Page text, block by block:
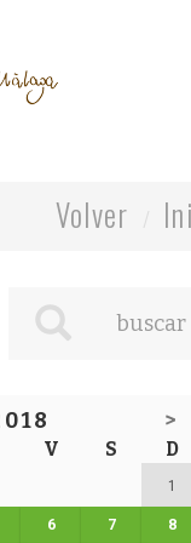
Volver
>
V S D
1
6 7 8